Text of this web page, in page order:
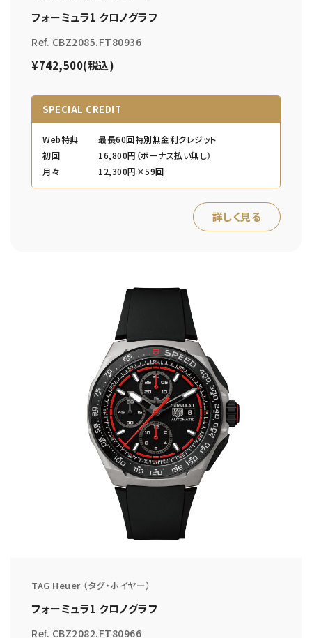
フォーミュラ1 クロノグラフ
Ref. CBZ2085.FT80936
¥742,500(税込)
SPECIAL CREDIT
Web特典
最長60回特別無金利クレジット
初回
16,800円（ボーナス払い無し）
月々
12,300円×59回
詳しく見る
TAG Heuer （タグ・ホイヤー）
フォーミュラ1 クロノグラフ
Ref. CBZ2082.FT80966